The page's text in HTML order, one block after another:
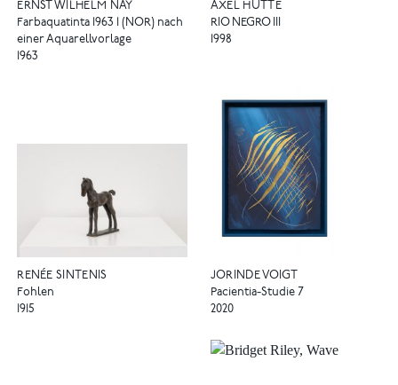
ERNST WILHELM NAY
Farbaquatinta 1963 1 (NOR) nach
einer Aquarellvorlage
1963
AXEL HÜTTE
RIO NEGRO III
1998
RENÉE SINTENIS
Fohlen
1915
JORINDE VOIGT
Pacientia-Studie 7
2020